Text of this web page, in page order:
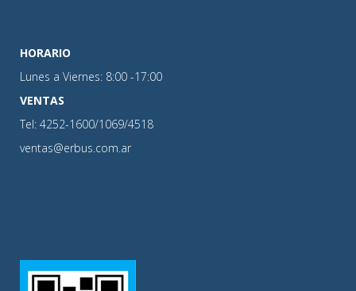
HORARIO
Lunes a Viernes: 8:00 -17:00
VENTAS
Tel: 4252-1600/1069/4518
ventas@erbus.com.ar